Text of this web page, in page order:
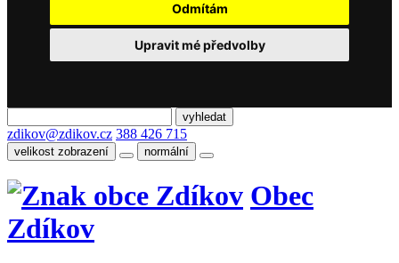
Odmítám
Upravit mé předvolby
zdikov@zdikov.cz 388 426 715
velikost zobrazení normální
Obec
Zdíkov